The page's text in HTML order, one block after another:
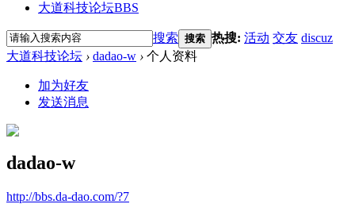
大道科技论坛BBS
搜索 搜索 热搜: 活动 交友 discuz
大道科技论坛 › dadao-w › 个人资料
加为好友
发送消息
dadao-w
http://bbs.da-dao.com/?7